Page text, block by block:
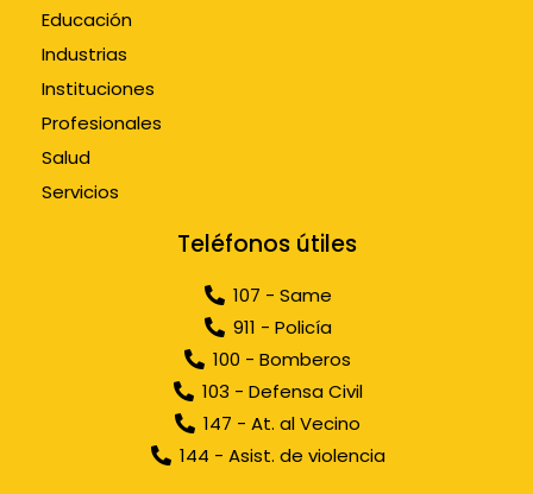
Educación
Industrias
Instituciones
Profesionales
Salud
Servicios
Teléfonos útiles
107 - Same
911 - Policía
100 - Bomberos
103 - Defensa Civil
147 - At. al Vecino
144 - Asist. de violencia